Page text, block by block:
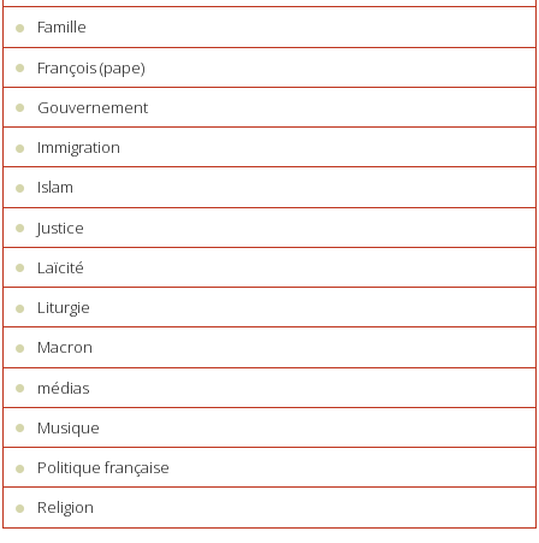
Famille
François (pape)
Gouvernement
Immigration
Islam
Justice
Laïcité
Liturgie
Macron
médias
Musique
Politique française
Religion